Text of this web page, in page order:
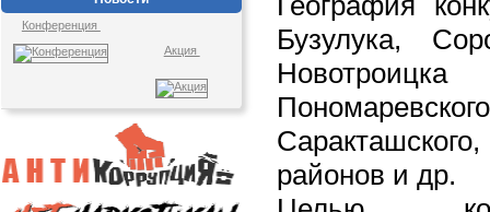
Конференция
Акция
Бузулука,
районов и др.